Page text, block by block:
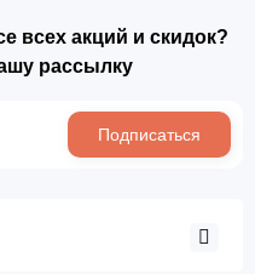
всех акций и скидок?
рассылку
Подписаться